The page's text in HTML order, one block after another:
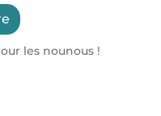
les nounous !